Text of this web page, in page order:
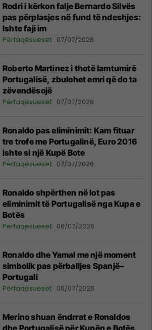
Rodri i kërkon falje Bernardo Silvës
pas përplasjes në fund të ndeshjes:
Ishte faji im
Përfaqësueset 07/07/2026
Roberto Martinez i thotë lamtumirë
Portugalisë, zbulohet emri që do ta
zëvendësojë
Përfaqësueset 07/07/2026
Ronaldo pas eliminimit: Kam fituar
tre trofe me Portugalinë, Euro 2016
ishte si një Kupë Bote
Përfaqësueset 07/07/2026
Ronaldo shpërthen në lot pas
eliminimit të Portugalisë nga Kupa e
Botës
Përfaqësueset 06/07/2026
Ronaldo dhe Yamal me një moment
simbolik pas përballjes Spanjë–
Portugali
Përfaqësueset 06/07/2026
Merino shuan ëndrrat e Ronaldos
dhe Portugalisë për Kupën e Botës